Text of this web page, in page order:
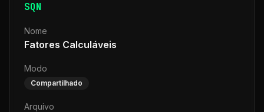
SQN
Nome
Fatores Calculáveis
Modo
Compartilhado
Arquivo